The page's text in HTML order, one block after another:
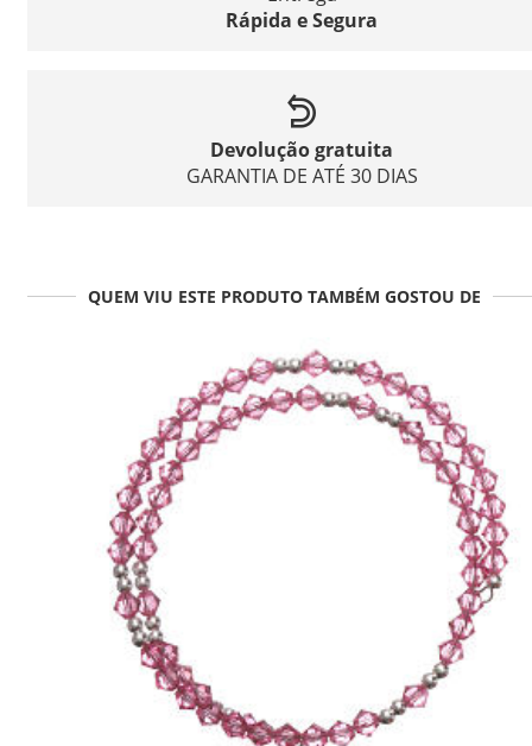
Rápida e Segura
Devolução gratuita
GARANTIA DE ATÉ 30 DIAS
QUEM VIU ESTE PRODUTO TAMBÉM GOSTOU DE